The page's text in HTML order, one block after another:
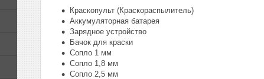
Краскопульт (Краскораспылитель)
Аккумуляторная батарея
Зарядное устройство
Бачок для краски
Сопло 1 мм
Сопло 1,8 мм
Сопло 2,5 мм